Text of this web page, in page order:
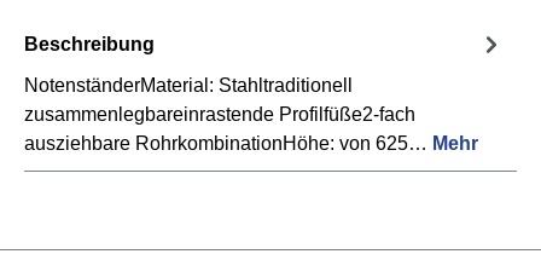
Beschreibung
NotenständerMaterial: Stahltraditionell
zusammenlegbareinrastende Profilfüße2-fach
ausziehbare RohrkombinationHöhe: von 625… Mehr